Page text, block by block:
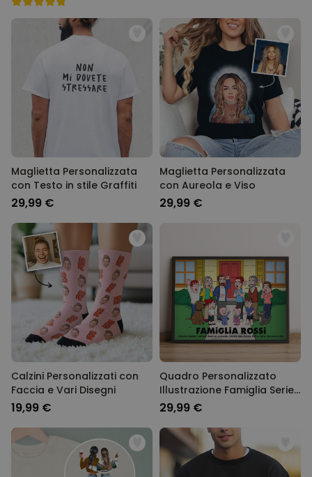
Maglietta Personalizzata
con Testo in stile Graffiti
29,99 €
Maglietta Personalizzata
con Aureola e Viso
29,99 €
Calzini Personalizzati con
Faccia e Vari Disegni
19,99 €
Quadro Personalizzato
Illustrazione Famiglia Serie
Animata
29,99 €